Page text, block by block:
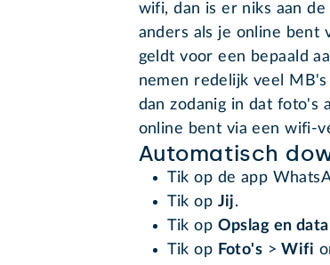
wifi, dan is er niks aan
anders als je online bent
geldt voor een bepaald
nemen redelijk veel
dan zodanig in dat foto's
online bent via een wifi-
Automatisch
Tik op de app
Tik op Jij.
Tik op Opslag en data
Tik op Foto's >Wifi